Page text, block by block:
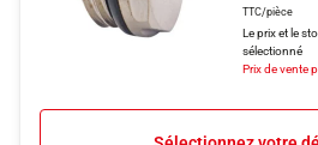
TTC/pièce
Le prix et le
sélectionné
Prix de vente